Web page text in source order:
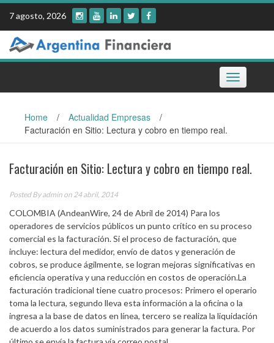
Skip
content
7 agosto, 2026
Toggle
navigation
Home / Actualidad Empresas
/
Facturación en Sitio: Lectura y cobro en tiempo real.
Facturación en Sitio: Lectura y cobro en tiempo real.
Posted Byadmin on 24 abril, 2014
COLOMBIA (AndeanWire, 24 de Abril de 2014) Para los
operadores de servicios públicos un punto crítico en su proceso
comercial es la facturación. Si el proceso de facturación, que
incluye: lectura del medidor, envío de datos y generación de
cobros, se produce ágilmente, se logran mejoras significativas en
eficiencia operativa y una reducción en costos de operación.La
facturación tradicional tiene cuatro procesos: Primero el operario
toma la lectura, segundo lleva esta información a la oficina o la
ingresa a la base de datos en línea, tercero se realiza la liquidación
de acuerdo a los datos suministrados para generar la factura. Por